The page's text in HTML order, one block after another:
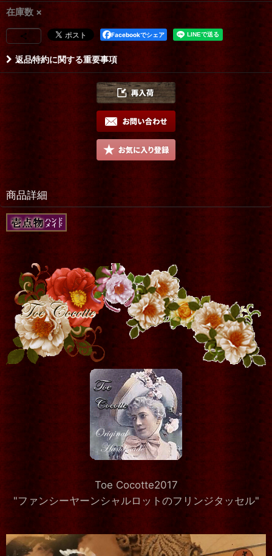
在庫数 ×
Facebookでシェア
返品特約に関する重要事項
商品詳細
Toe Cocotte2017
"ファンシーヤーンシャルロットのフリンジタッセル"